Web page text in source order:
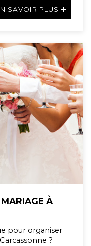
SAVOIR PLUS
À
pour organiser
?